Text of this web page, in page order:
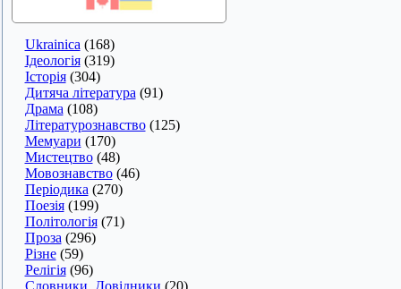
Ukrainica (168)
Ідеологія(319)
Історія(304)
Дитяча література (91)
Драма (108)
Літературознавство(125)
Мемуари (170)
Мистецтво(48)
Мовознавство(46)
Періодика (270)
Поезія(199)
Політологія(71)
Проза (296)
Різне(59)
Релігія(96)
Словники, Довідники (20)